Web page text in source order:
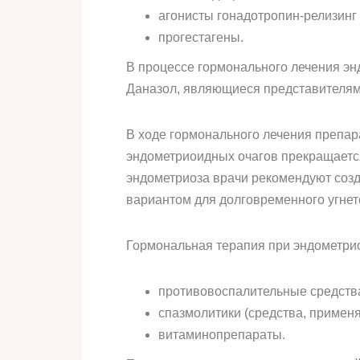
агонисты гонадотропин-
прогестагены.
В процессе гормонального лечения
Даназол, являющиеся
В ходе гормонального лечения
эндометриоидных очагов
эндометриоза врачи рекомендуют
вариантом для долговременного
Гормональная терапия при
противовоспалительные
спазмолитики (средства,
витаминопрепараты.